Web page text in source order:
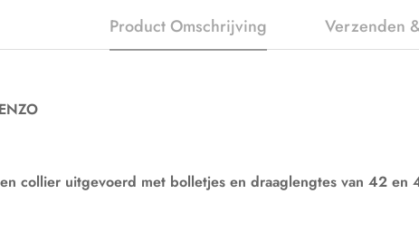
Product Omschrijving Verzenden
collier uitgevoerd met bolletjes en draaglengtes van 42 en